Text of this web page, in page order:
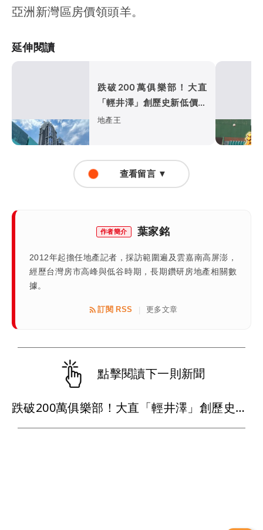
亞洲新灣區房價領頭羊。
延伸閱讀
跌破200萬俱樂部！大直
「輕井澤」創歷史新低價
「台北之星」讓利求售
地產王
查看留言 ▼
作者簡介 葉家銘
2012年起擔任地產記者，採訪範圍遍及雲嘉南高屏澎，
經歷台灣房市高峰與低谷時期，長期鑽研房地產相關數
據。
訂閱 RSS | 更多文章
點擊閱讀下一則新聞
跌破200萬俱樂部！大直「輕井澤」創歷史新低價 「台北之星」讓利求售